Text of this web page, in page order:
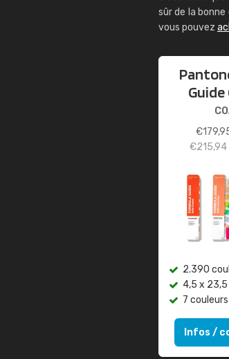
sûr de la
vous pouvez
Guide
€
€215,94
2.390
4,5 x
7
Infos /